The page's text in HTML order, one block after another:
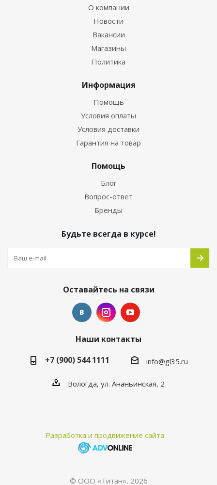
О компании
Новости
Вакансии
Магазины
Политика
Информация
Помощь
Условия оплаты
Условия доставки
Гарантия на товар
Помощь
Блог
Вопрос-ответ
Бренды
Будьте всегда в курсе!
Оставайтесь на связи
Наши контакты
+7 (900) 544 1111
info@gl35.ru
Вологда, ул. Ананьинская, 2
Разработка и продвижение сайта
© ООО «Титан», 2026